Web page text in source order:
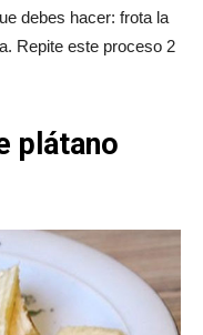
debes hacer: frota la
Repite este proceso 2
plátano